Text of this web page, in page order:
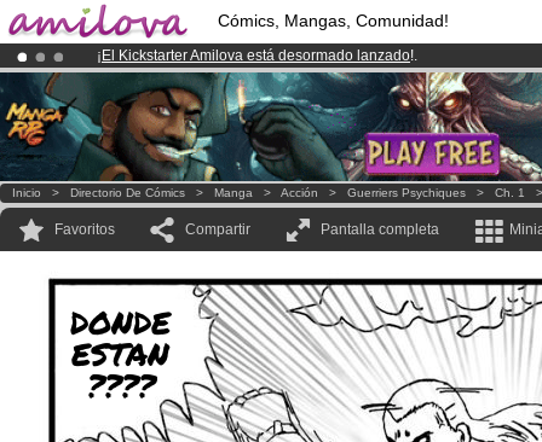
Cómics, Mangas, Comunidad!
¡ El Kickstarter Amilova está desormado lanzado!.
¡Conviertete en Premium por3.95 eurosal mes!Hazte Premium ya
¡Ya tenemos 100000miembrosy 1000 Cómics y Mangas!.
Inicio > Directorio De Cómics > Manga > Acción > Guerriers Psychiques > Ch. 1
Favoritos Compartir Pantalla completa
DONDE
ESTAN
????